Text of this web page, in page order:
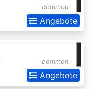
common
Angebote
common
Angebote